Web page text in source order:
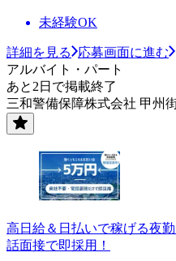
未経験OK
詳細を見る
応募画面に進む
アルバイト・パート
あと2日で掲載終了
三和警備保障株式会社 甲州
高日給＆日払いで稼げる夜
話面接で即採用！